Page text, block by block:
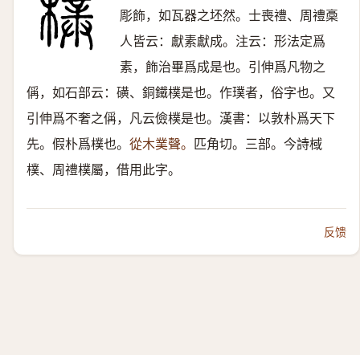
彫飾，如瓦器之坯然。士喪禮、周禮槀
人皆云：獻素獻成。注云：形法定爲
素，飾治畢爲成是也。引伸爲凡物之
偁，如石部云：磺、銅鐵樸是也。作璞者，俗字也。又
引伸爲不奢之偁，凡云儉樸是也。漢書：以敦朴爲天下
先。假朴爲樸也。 從木菐聲。 匹角切。三部。今詩棫
樸、周禮樸屬，借用此字。
反馈